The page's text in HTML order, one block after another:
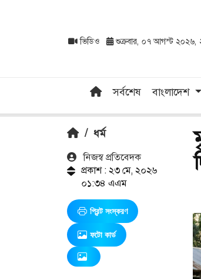
ভিডিও শুক্রবার, ০৭ আগস্ট ২০২৬,
সর্বশেষ বাংলাদেশ
/ ধর্ম
নিজস্ব প্রতিবেদক
প্রকাশ : ২৩ মে, ২০২৬
০১:৩৪ এএম
প্রিন্ট সংস্করণ
ফটো কার্ড